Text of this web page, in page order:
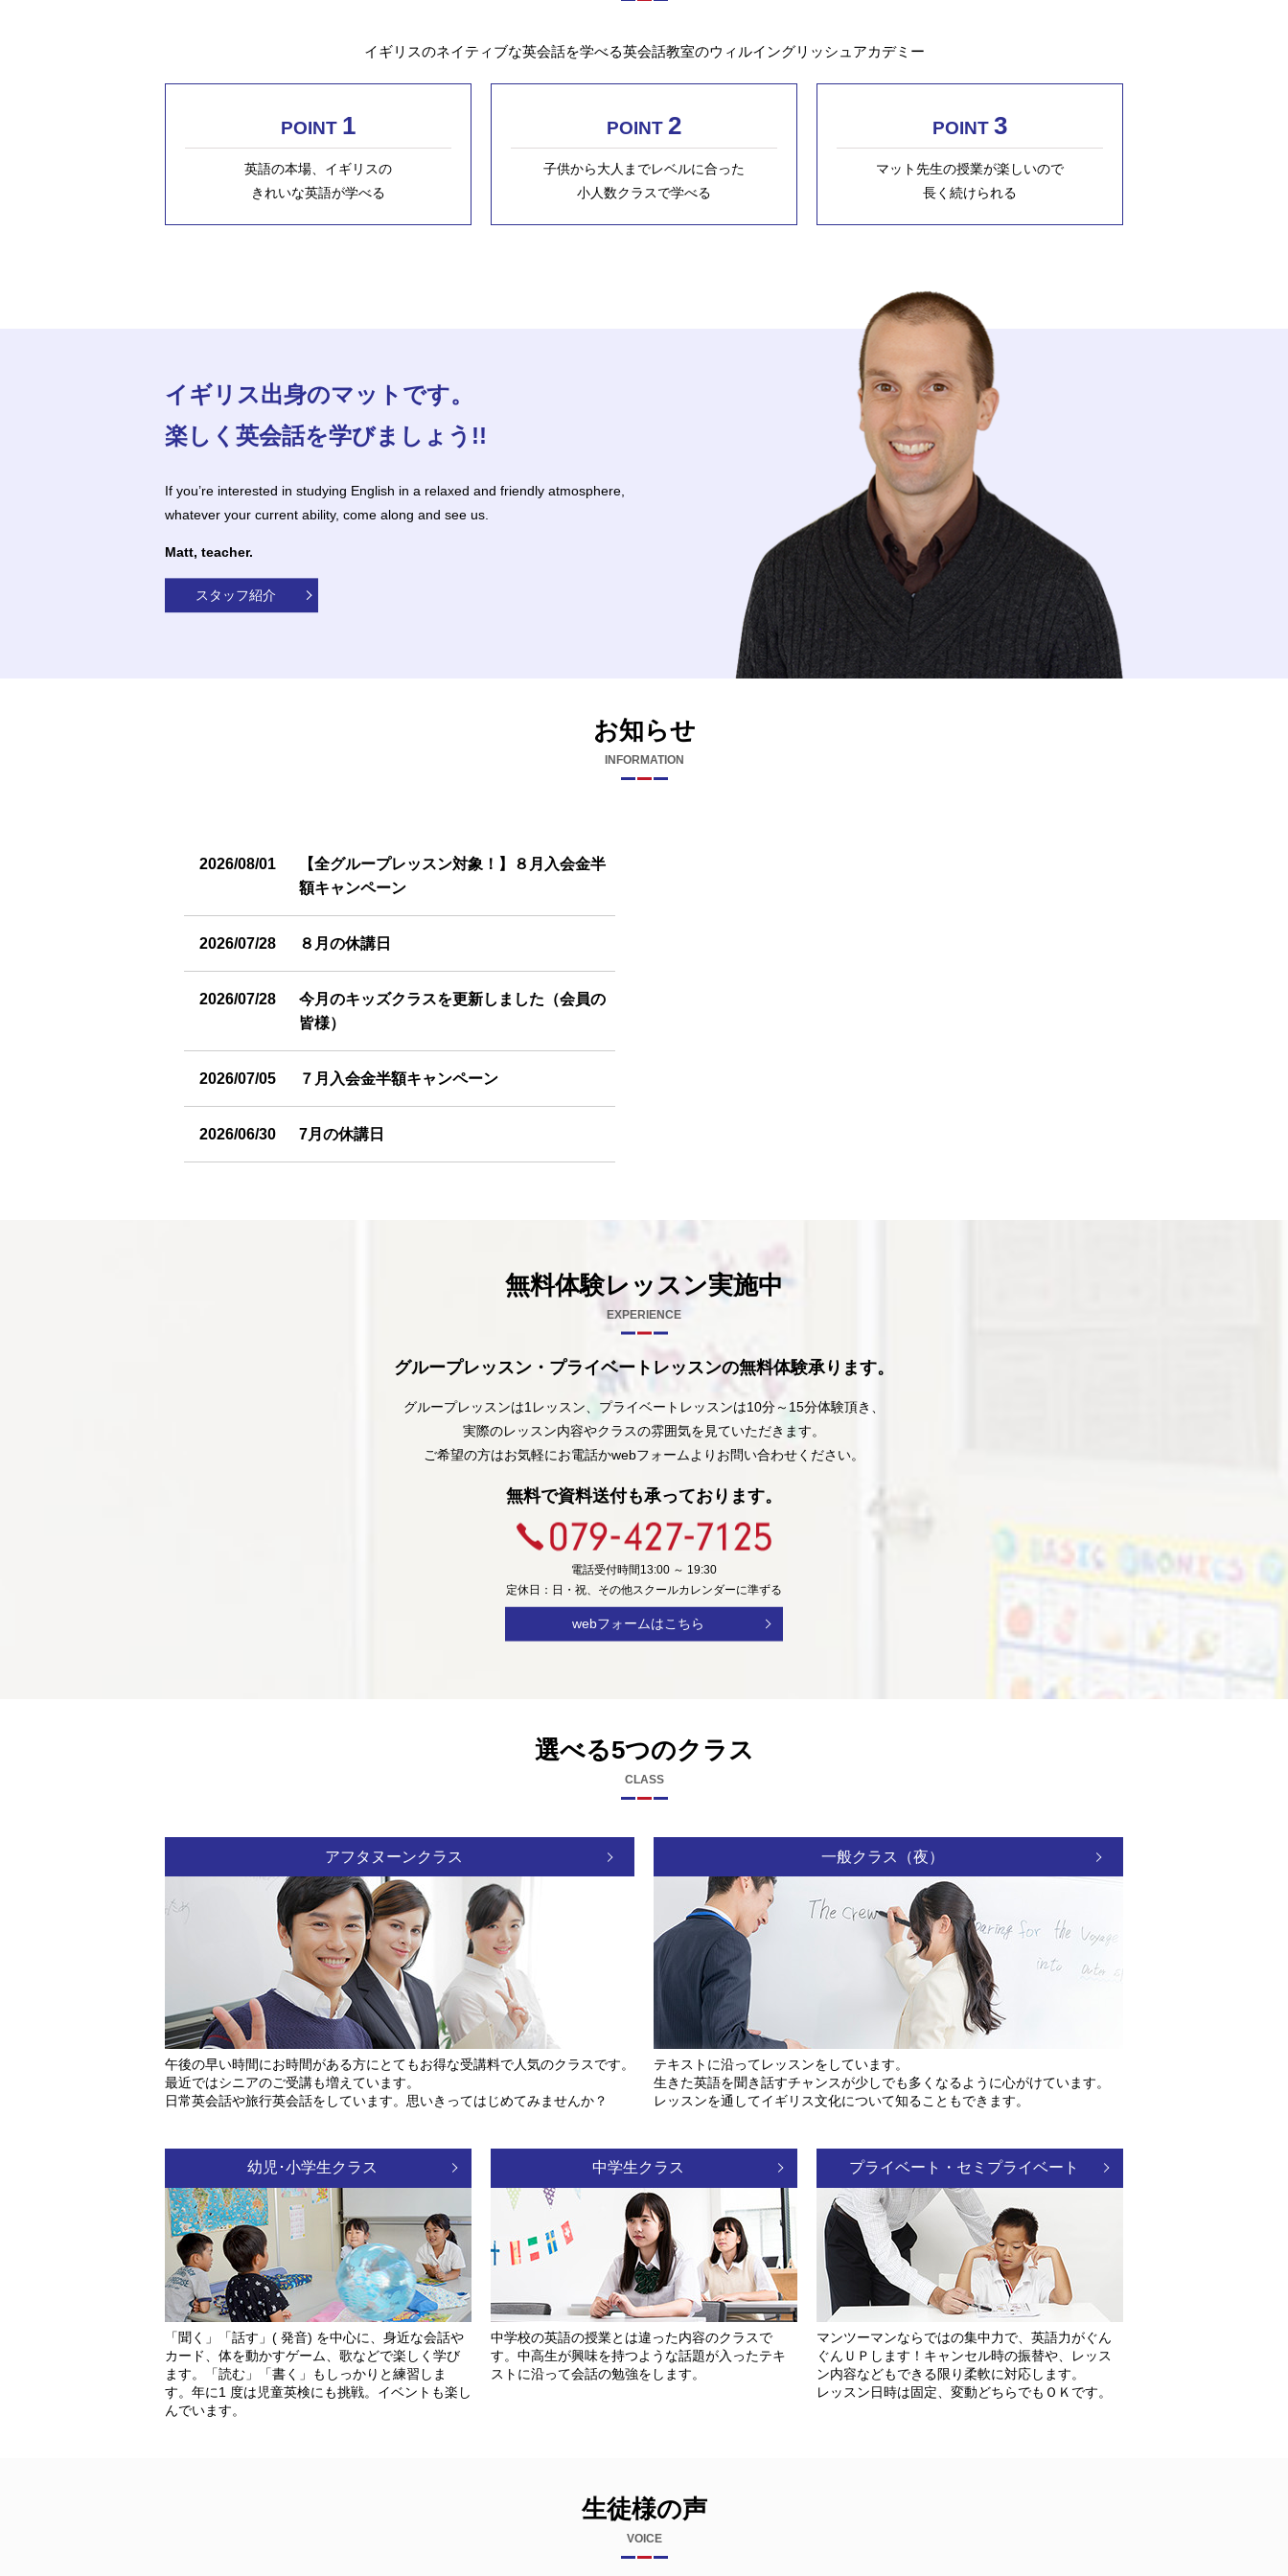
イギリスのネイティブな英会話を学べる英会話教室のウィルイングリッシュアカデミー
POINT 1
英語の本場、イギリスの
きれいな英語が学べる
POINT 2
子供から大人までレベルに合った
小人数クラスで学べる
POINT 3
マット先生の授業が楽しいので
長く続けられる
イギリス出身のマットです。
楽しく英会話を学びましょう!!
If you’re interested in studying English in a relaxed and friendly atmosphere,
whatever your current ability, come along and see us.
Matt, teacher.
スタッフ紹介
お知らせ
INFORMATION
2026/08/01
【全グループレッスン対象！】８月入会金半
額キャンペーン
2026/07/28 ８月の休講日
2026/07/28
今月のキッズクラスを更新しました（会員の
皆様）
2026/07/05 ７月入会金半額キャンペーン
2026/06/30 7月の休講日
今月のキッズクラスを更新しました（会員の
５月入会金半額キャンペーン
無料体験レッスン実施中
EXPERIENCE
グループレッスン・プライベートレッスンの無料体験承ります。
グループレッスンは1レッスン、プライベートレッスンは10分～15分体験頂き、
実際のレッスン内容やクラスの雰囲気を見ていただきます。
ご希望の方はお気軽にお電話かwebフォームよりお問い合わせください。
無料で資料送付も承っております。
電話受付時間13:00 ～ 19:30
定休日：日・祝、その他スクールカレンダーに準ずる
webフォームはこちら
選べる5つのクラス
CLASS
アフタヌーンクラス
午後の早い時間にお時間がある方にとてもお得な受講料で人気のクラスです。
最近ではシニアのご受講も増えています。
日常英会話や旅行英会話をしています。思いきってはじめてみませんか？
一般クラス（夜）
テキストに沿ってレッスンをしています。
生きた英語を聞き話すチャンスが少しでも多くなるように心がけています。
レッスンを通してイギリス文化について知ることもできます。
幼児･小学生クラス
「聞く」「話す」( 発音) を中心に、身近な会話や
カード、体を動かすゲーム、歌などで楽しく学び
ます。「読む」「書く」もしっかりと練習しま
す。年に1 度は児童英検にも挑戦。イベントも楽し
んでいます。
中学生クラス
中学校の英語の授業とは違った内容のクラスで
す。中高生が興味を持つような話題が入ったテキ
ストに沿って会話の勉強をします。
プライベート・セミプライベート
マンツーマンならではの集中力で、英語力がぐん
ぐんＵＰします！キャンセル時の振替や、レッス
ン内容などもできる限り柔軟に対応します。
レッスン日時は固定、変動どちらでもＯＫです。
生徒様の声
VOICE